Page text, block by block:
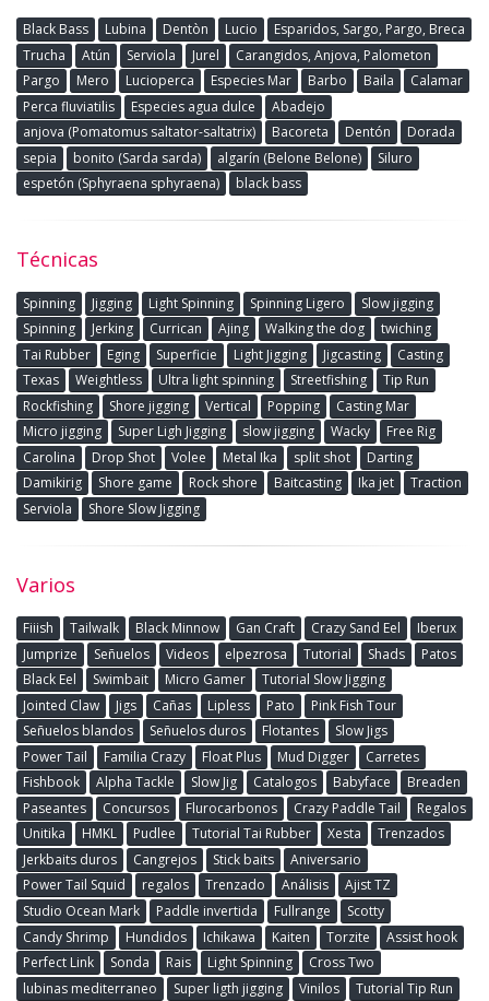
Black Bass Lubina Dentòn Lucio
Esparidos, Sargo, Pargo, Breca
Trucha
Atún Serviola Jurel
Carangidos, Anjova, Palometon
Pargo
Mero Lucioperca Especies Mar Barbo Baila
Calamar
Perca fluviatilis
Especies agua dulce
Abadejo
anjova (Pomatomus saltator-saltatrix)
Bacoreta Dentón
Dorada
sepia
bonito (Sarda sarda) algarín (Belone Belone)
Siluro
espetón (Sphyraena sphyraena)
black bass
Técnicas
Spinning Jigging Light Spinning Spinning Ligero
Slow jigging
Spinning
Jerking Currican Ajing Walking the dog
twiching
Tai Rubber
Eging Superficie Light Jigging Jigcasting
Casting
Texas
Weightless Ultra light spinning Streetfishing
Tip Run
Rockfishing
Shore jigging Vertical Popping
Casting Mar
Micro jigging
Super Ligh Jigging slow jigging Wacky
Free Rig
Carolina
Drop Shot Volee Metal Ika split shot
Darting
Damikirig
Shore game Rock shore Baitcasting Ika jet
Traction
Serviola
Shore Slow Jigging
Varios
Fiiish Tailwalk Black Minnow Gan Craft Crazy Sand Eel
Iberux
Jumprize
Señuelos Videos elpezrosa Tutorial Shads
Patos
Black Eel
Swimbait Micro Gamer
Tutorial Slow Jigging
Jointed Claw
Jigs Cañas Lipless Pato
Pink Fish Tour
Señuelos blandos
Señuelos duros Flotantes
Slow Jigs
Power Tail
Familia Crazy Float Plus Mud Digger
Carretes
Fishbook
Alpha Tackle Slow Jig Catalogos Babyface
Breaden
Paseantes
Concursos Flurocarbonos Crazy Paddle Tail
Regalos
Unitika
HMKL Pudlee Tutorial Tai Rubber Xesta
Trenzados
Jerkbaits duros
Cangrejos Stick baits
Aniversario
Power Tail Squid
regalos Trenzado Análisis
Ajist TZ
Studio Ocean Mark
Paddle invertida Fullrange
Scotty
Candy Shrimp
Hundidos Ichikawa Kaiten Torzite
Assist hook
Perfect Link
Sonda Rais Light Spinning
Cross Two
lubinas mediterraneo
Super ligth jigging Vinilos
Tutorial Tip Run